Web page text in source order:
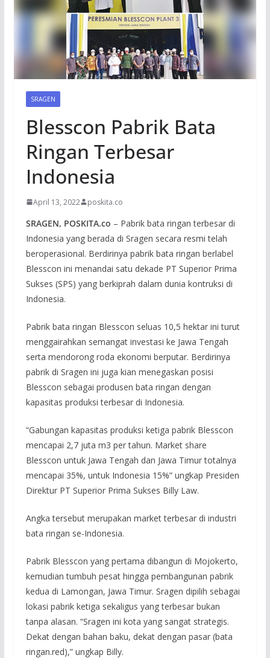
SRAGEN
Blesscon Pabrik Bata
Ringan Terbesar
Indonesia
April 13, 2022 poskita.co
SRAGEN, POSKITA.co – Pabrik bata ringan terbesar di
Indonesia yang berada di Sragen secara resmi telah
beroperasional. Berdirinya pabrik bata ringan berlabel
Blesscon ini menandai satu dekade PT Superior Prima
Sukses (SPS) yang berkiprah dalam dunia kontruksi di
Indonesia.
Pabrik bata ringan Blesscon seluas 10,5 hektar ini turut
menggairahkan semangat investasi ke Jawa Tengah
serta mendorong roda ekonomi berputar. Berdirinya
pabrik di Sragen ini juga kian menegaskan posisi
Blesscon sebagai produsen bata ringan dengan
kapasitas produksi terbesar di Indonesia.
“Gabungan kapasitas produksi ketiga pabrik Blesscon
mencapai 2,7 juta m3 per tahun. Market share
Blesscon untuk Jawa Tengah dan Jawa Timur totalnya
mencapai 35%, untuk Indonesia 15%” ungkap Presiden
Direktur PT Superior Prima Sukses Billy Law.
Angka tersebut merupakan market terbesar di industri
bata ringan se-Indonesia.
Pabrik Blesscon yang pertama dibangun di Mojokerto,
kemudian tumbuh pesat hingga pembangunan pabrik
kedua di Lamongan, Jawa Timur. Sragen dipilih sebagai
lokasi pabrik ketiga sekaligus yang terbesar bukan
tanpa alasan. “Sragen ini kota yang sangat strategis.
Dekat dengan bahan baku, dekat dengan pasar (bata
ringan.red),” ungkap Billy.